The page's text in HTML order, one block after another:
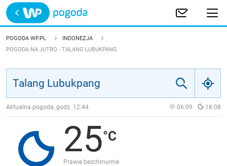
Trwa ładowanie
POLSKA
JAKOŚĆ POWIETRZA
POGODA WP.PL
INDONEZJA
POGODA NA JUTRO - TALANG LUBUKPANG
Aktualna pogoda, godz. 12:44 06:09 18:08
25
Prawie bezchmurnie